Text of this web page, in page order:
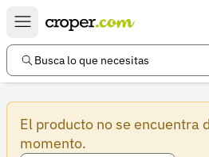
Busca lo que necesitas
El producto no se encuentra
momento.
Enlaces de interés
Preguntas frecuentes
Ayuda
Información legal